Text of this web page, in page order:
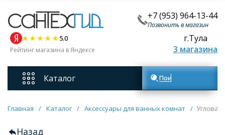
+7 (953) 964-13-44
Позвонить в магазин
5.0
Рейтинг магазина в Яндексе
г.Тула
3 магазина
Каталог
Смесители
Поиск товаров
Главная / Каталог / Аксессуары для ванных комнат / Угловая
Назад